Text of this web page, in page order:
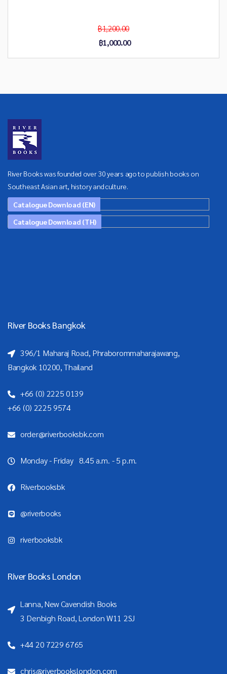
฿1,200.00
฿1,000.00
River Books was founded over 30 years ago to publish books on
Southeast Asian art, history and culture.
Catalogue Download (EN)
Catalogue Download (TH)
River Books Bangkok
396/1 Maharaj Road, Phraborommaharajawang,
Bangkok 10200, Thailand
+66 (0) 2225 0139
+66 (0) 2225 9574
order@riverbooksbk.com
Monday - Friday 8.45 a.m. - 5 p.m.
Riverbooksbk
@riverbooks
riverbooksbk
River Books London
Lanna, New Cavendish Books
3 Denbigh Road, London W11 2SJ
+44 20 7229 6765
chris@riverbookslondon.com